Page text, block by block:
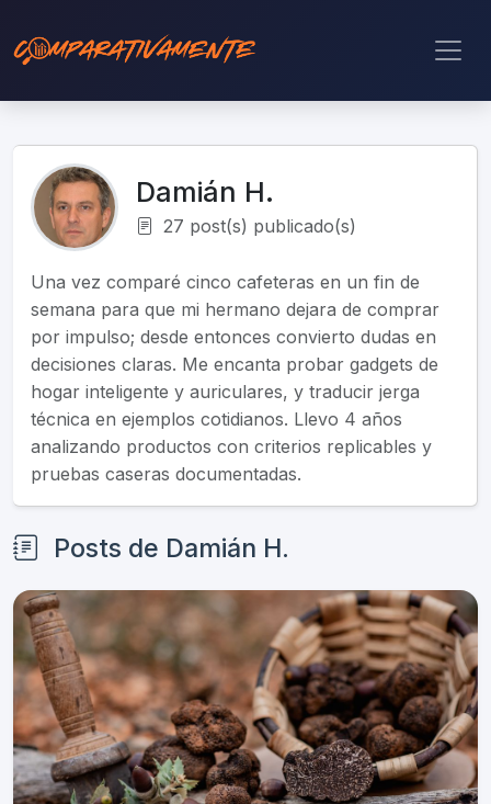
Damián H.
27 post(s) publicado(s)
Una vez comparé cinco cafeteras en un fin de
semana para que mi hermano dejara de comprar
por impulso; desde entonces convierto dudas en
decisiones claras. Me encanta probar gadgets de
hogar inteligente y auriculares, y traducir jerga
técnica en ejemplos cotidianos. Llevo 4 años
analizando productos con criterios replicables y
pruebas caseras documentadas.
Posts de Damián H.